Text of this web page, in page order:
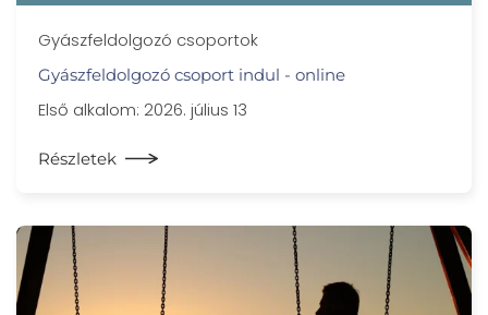
Gyászfeldolgozó csoportok
Gyászfeldolgozó csoport indul - online
Első alkalom: 2026. július 13
Részletek